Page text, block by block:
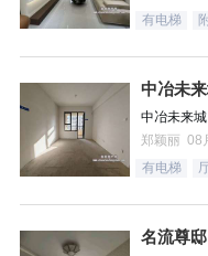
有电梯
中冶未
中冶未来
郑颖丽 08
有电梯
名流尊